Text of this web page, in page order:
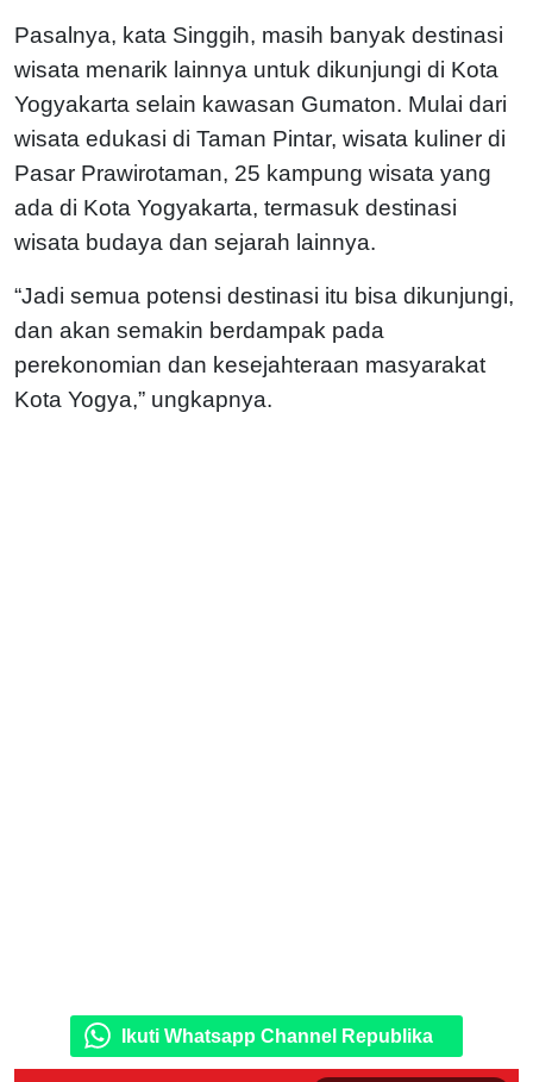
Pasalnya, kata Singgih, masih banyak destinasi
wisata menarik lainnya untuk dikunjungi di Kota
Yogyakarta selain kawasan Gumaton. Mulai dari
wisata edukasi di Taman Pintar, wisata kuliner di
Pasar Prawirotaman, 25 kampung wisata yang
ada di Kota Yogyakarta, termasuk destinasi
wisata budaya dan sejarah lainnya.
“Jadi semua potensi destinasi itu bisa dikunjungi,
dan akan semakin berdampak pada
perekonomian dan kesejahteraan masyarakat
Kota Yogya,” ungkapnya.
Ikuti Whatsapp Channel Republika